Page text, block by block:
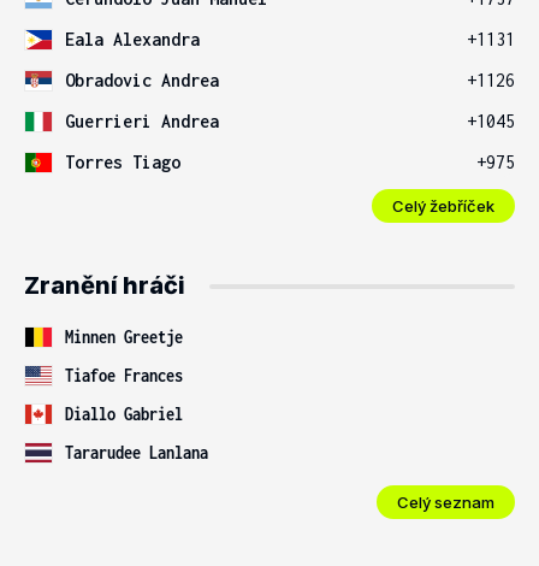
Eala Alexandra
+1131
Obradovic Andrea
+1126
Guerrieri Andrea
+1045
Torres Tiago
+975
Celý žebříček
Zranění hráči
Minnen Greetje
Tiafoe Frances
Diallo Gabriel
Tararudee Lanlana
Celý seznam